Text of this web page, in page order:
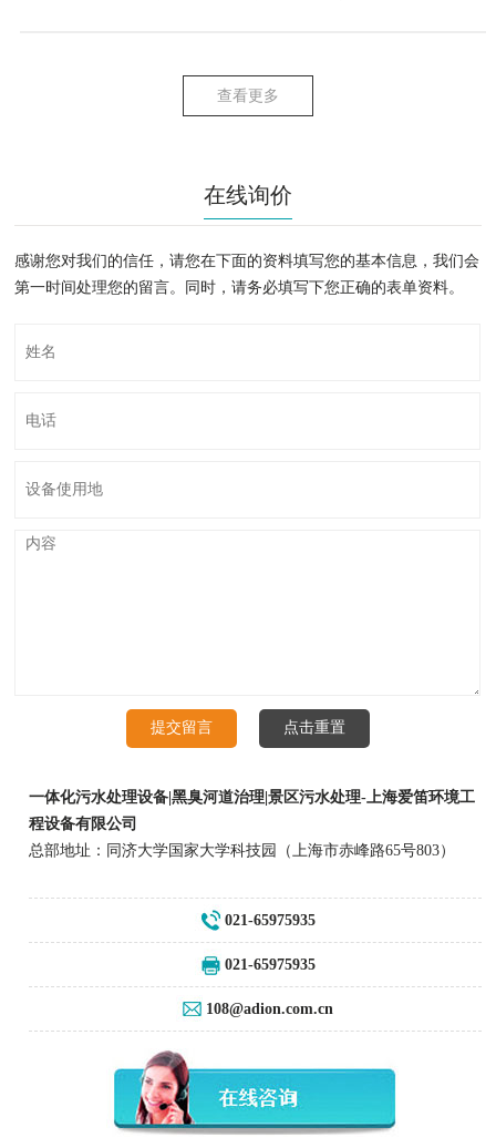
查看更多
在线询价
感谢您对我们的信任，请您在下面的资料填写您的基本信息，我们会
第一时间处理您的留言。同时，请务必填写下您正确的表单资料。
一体化污水处理设备|黑臭河道治理|景区污水处理-上海爱笛环境工
程设备有限公司
总部地址：同济大学国家大学科技园（上海市赤峰路65号803）
021-65975935
021-65975935
108@adion.com.cn